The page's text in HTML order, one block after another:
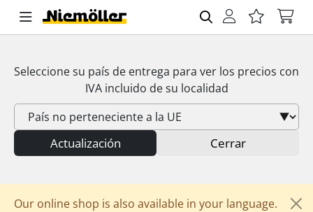
Seleccione su país de entrega para ver los precios con
IVAincluido de su localidad
Actualización Cerrar
Our online shop is also available in your language.